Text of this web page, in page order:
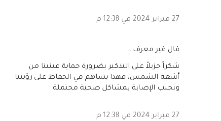
27 فبراير 2024 في 12:38 م
‏قال غير معرف…
شكراً جزيلاً على التذكير بضرورة حماية عينينا من
أشعة الشمس، فهذا يساهم في الحفاظ على رؤيتنا
وتجنب الإصابة بمشاكل صحية محتملة.
27 فبراير 2024 في 12:38 م